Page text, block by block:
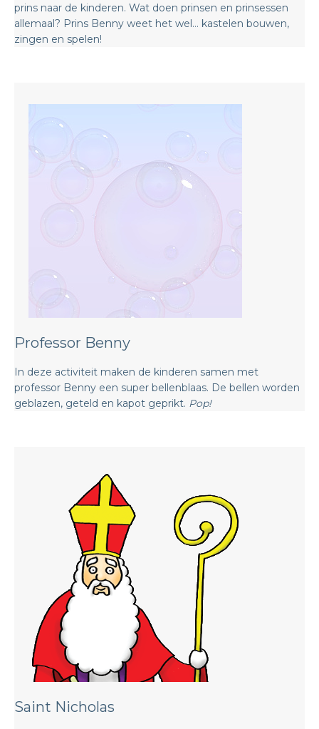
prins naar de kinderen. Wat doen prinsen en prinsessen
allemaal? Prins Benny weet het wel… kastelen bouwen,
zingen en spelen!
Professor Benny
In deze activiteit maken de kinderen samen met
professor Benny een super bellenblaas. De bellen worden
geblazen, geteld en kapot geprikt. Pop!
Saint Nicholas